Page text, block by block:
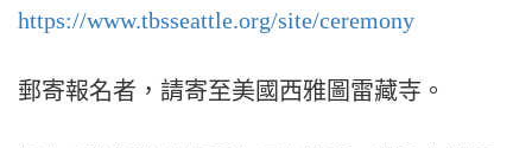
https://www.tbsseattle.org/site/ceremony
郵寄報名者，請寄至美國西雅圖雷藏寺。